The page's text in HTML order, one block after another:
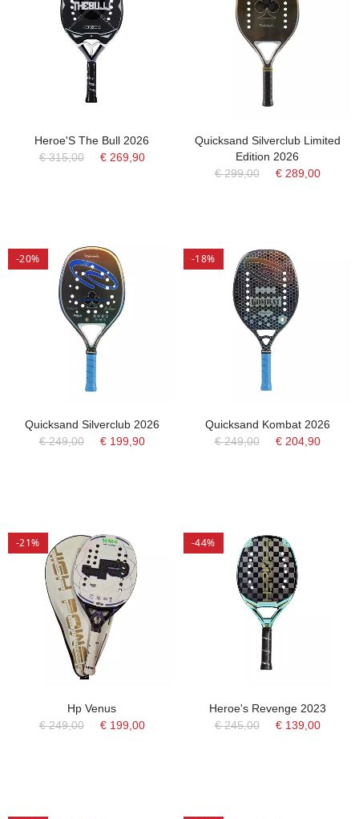
Heroe'S The Bull 2026
€ 315,00
€ 269,90
Quicksand Silverclub Limited
Edition 2026
€ 299,00
€ 289,00
-20%
Quicksand Silverclub 2026
€ 249,00
€ 199,90
-18%
Quicksand Kombat 2026
€ 249,00
€ 204,90
-21%
Hp Venus
€ 249,00
€ 199,00
-44%
Heroe's Revenge 2023
€ 245,00
€ 139,00